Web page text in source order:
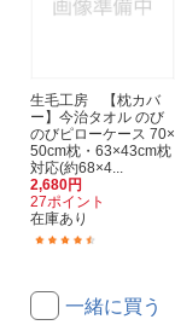
生毛工房 【枕カバ
ー】今治タオル のび
のびピローケース 70×
50cm枕・63×43cm枕
対応(約68×4...
2,680円
27ポイント
在庫あり
一緒に買う